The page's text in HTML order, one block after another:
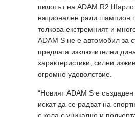
пилотът на ADAM R2
национален рали шампион
толкова екстремният и
ADAM S не е автомобил за
предлага изключителни
характеристики, силни
огромно удоволствие.
“Новият ADAM S е създаден
искат да се радват на
с кола с уникално и